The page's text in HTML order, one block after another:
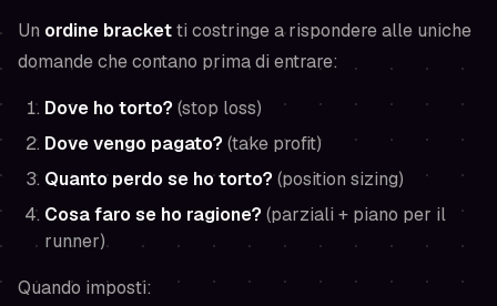
Un ordine bracketti costringe a rispondere alle uniche
domande che contano primadi entrare:
Dove ho torto? (stop loss)
Dove vengo pagato? (take profit)
Quanto perdo se ho torto? (position sizing)
Cosa faro se ho ragione? (parziali + piano per il
runner)
Quando imposti: